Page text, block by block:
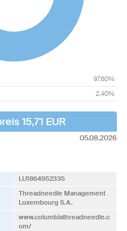
97,60%
2,40%
15,71 EUR
05.08.2026
LU1864952335
Threadneedle Management
Luxembourg S.A.
www.columbiathreadneedle.c
om/